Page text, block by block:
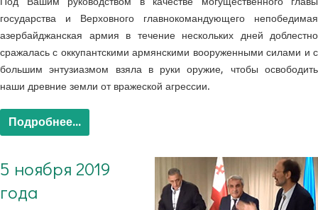
государства и Верховного главнокомандующего непобедимая
азербайджанская армия в течение нескольких дней доблестно
сражалась с оккупантскими армянскими вооруженными силами и с
большим энтузиазмом взяла в руки оружие, чтобы освободить
наши древние земли от вражеской агрессии.
Подробнее...
5 ноября 2019
года